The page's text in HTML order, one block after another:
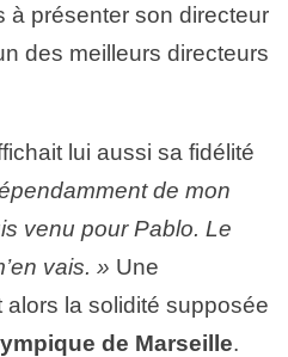
à présenter son directeur
des meilleurs directeurs
lui aussi sa fidélité
de mon
venu pour Pablo. Le
vais. » Une
la solidité supposée
de Marseille.